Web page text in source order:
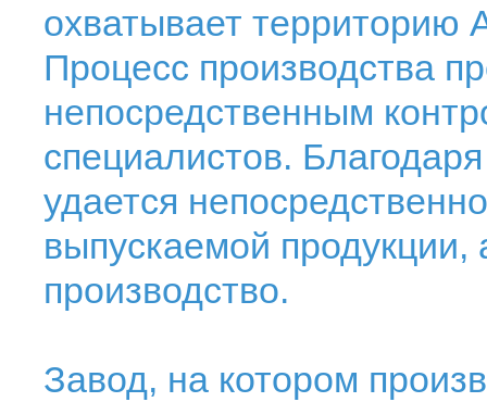
охватывает
Процесс производства
непосредственным
специалистов.
удается
выпускаемой продукции,
производство.
Завод, на котором